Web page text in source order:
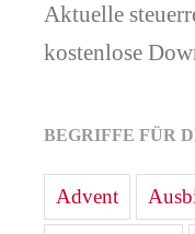
Aktuelle
kostenlose
BEGRIFFE FÜR
Advent